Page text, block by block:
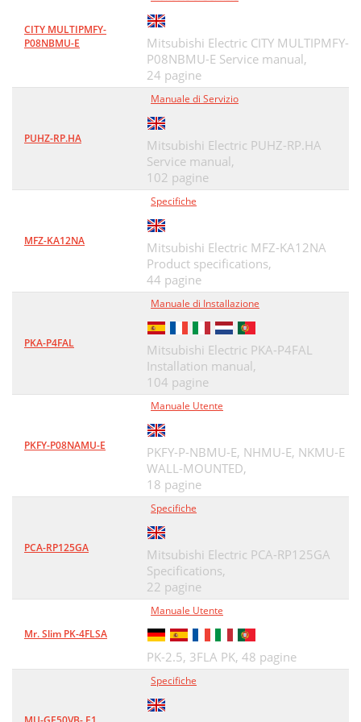
CITY MULTIPMFY-
P08NBMU-E
Mitsubishi Electric CITY MULTIPMFY-
P08NBMU-E Service manual,
24 pagine
PUHZ-RP.HA
Manuale di Servizio
Mitsubishi Electric PUHZ-RP.HA
Service manual,
102 pagine
MFZ-KA12NA
Specifiche
Mitsubishi Electric MFZ-KA12NA
Product specifications,
44 pagine
PKA-P4FAL
Manuale di Installazione
Mitsubishi Electric PKA-P4FAL
Installation manual,
104 pagine
PKFY-P08NAMU-E
Manuale Utente
PKFY-P-NBMU-E, NHMU-E, NKMU-E
WALL-MOUNTED,
18 pagine
PCA-RP125GA
Specifiche
Mitsubishi Electric PCA-RP125GA
Specifications,
22 pagine
Mr. Slim PK-4FLSA
Manuale Utente
PK-2.5, 3FLA PK, 48 pagine
Specifiche